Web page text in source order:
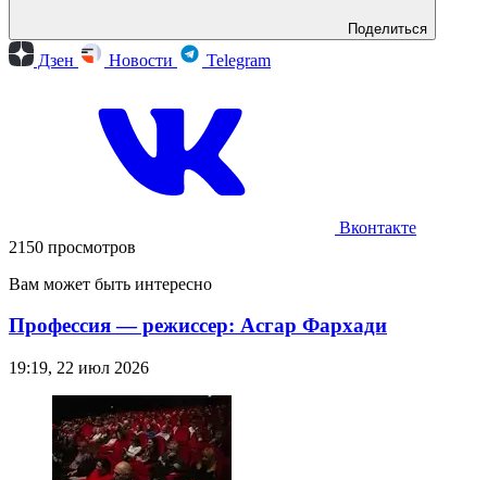
Поделиться
Дзен Новости Telegram
Вконтакте
2150 просмотров
Вам может быть интересно
Профессия — режиссер: Асгар Фархади
19:19, 22 июл 2026